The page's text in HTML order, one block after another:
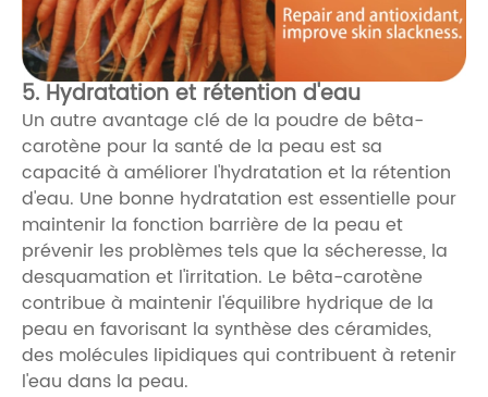
5. Hydratation et rétention d'eau
Un autre avantage clé de la poudre de bêta-
carotène pour la santé de la peau est sa
capacité à améliorer l'hydratation et la rétention
d'eau. Une bonne hydratation est essentielle pour
maintenir la fonction barrière de la peau et
prévenir les problèmes tels que la sécheresse, la
desquamation et l'irritation. Le bêta-carotène
contribue à maintenir l'équilibre hydrique de la
peau en favorisant la synthèse des céramides,
des molécules lipidiques qui contribuent à retenir
l'eau dans la peau.